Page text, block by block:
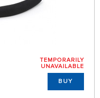
TEMPORARILY
UNAVAILABLE
BUY